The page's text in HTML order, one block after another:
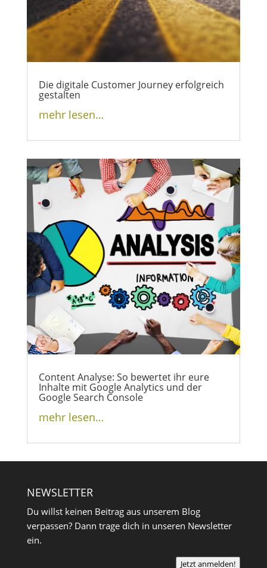
Die digitale Customer Journey erfolgreich
gestalten
mehr lesen…
Content Analyse: So bewertet ihr eure
Inhalte mit Google Analytics und der
Google Search Console
mehr lesen…
NEWSLETTER
Du willst keinen Beitrag aus unserem Blog
verpassen? Dann trage dich in unseren Newsletter
ein.
Jetzt anmelden!